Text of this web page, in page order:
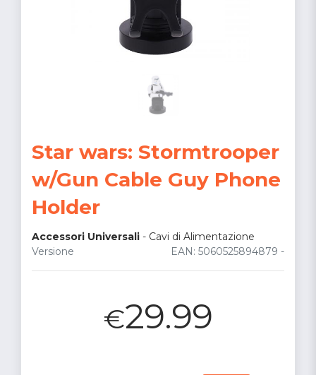
Star wars: Stormtrooper
w/Gun Cable Guy Phone
Holder
Accessori Universali - Cavi di Alimentazione
EAN: 5060525894879 -
Versione
€29.99